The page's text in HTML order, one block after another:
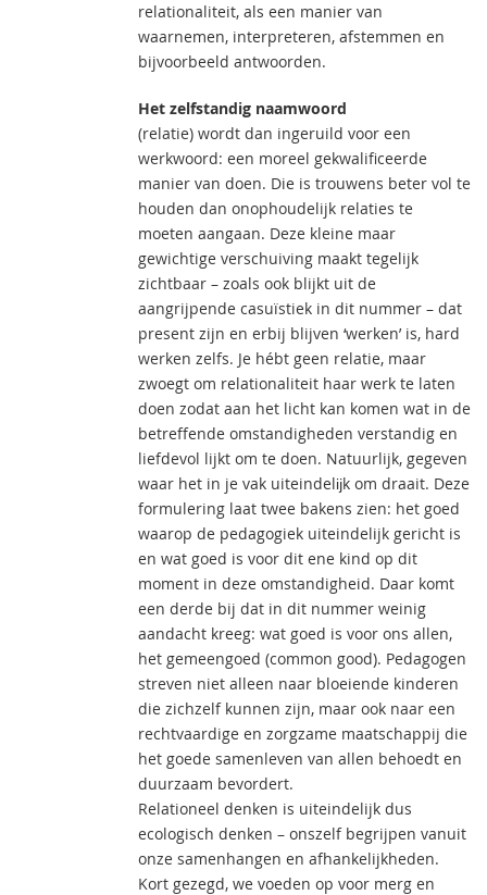
relationaliteit, als een manier van
waarnemen, interpreteren, afstemmen en
bijvoorbeeld antwoorden.
Het zelfstandig naamwoord
(relatie) wordt dan ingeruild voor een
werkwoord: een moreel gekwalificeerde
manier van doen. Die is trouwens beter vol te
houden dan onophoudelijk relaties te
moeten aangaan. Deze kleine maar
gewichtige verschuiving maakt tegelijk
zichtbaar – zoals ook blijkt uit de
aangrijpende casuïstiek in dit nummer – dat
present zijn en erbij blijven ‘werken’ is, hard
werken zelfs. Je hébt geen relatie, maar
zwoegt om relationaliteit haar werk te laten
doen zodat aan het licht kan komen wat in de
betreffende omstandigheden verstandig en
liefdevol lijkt om te doen. Natuurlijk, gegeven
waar het in je vak uiteindelĳk om draait. Deze
formulering laat twee bakens zien: het goed
waarop de pedagogiek uiteindelijk gericht is
en wat goed is voor dit ene kind op dit
moment in deze omstandigheid. Daar komt
een derde bij dat in dit nummer weinig
aandacht kreeg: wat goed is voor ons allen,
het gemeengoed (common good). Pedagogen
streven niet alleen naar bloeiende kinderen
die zichzelf kunnen zijn, maar ook naar een
rechtvaardige en zorgzame maatschappij die
het goede samenleven van allen behoedt en
duurzaam bevordert.
Relationeel denken is uiteindelijk dus
ecologisch denken – onszelf begrijpen vanuit
onze samenhangen en afhankelijkheden.
Kort gezegd, we voeden op voor merg en